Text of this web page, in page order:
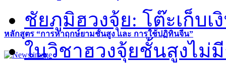
หลักสูตร “การหาฤกษ์ยามชั้นสูง และ การใช้ปฏิทินจีน”
ชัยภูมิฮวงจุ้ย: โต๊ะเก็บเ
ในวิชาฮวงจุ้ยชั้นสูงไม่